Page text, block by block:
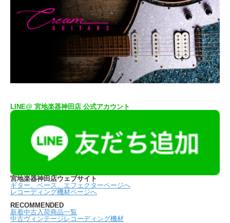
LINE@ 宮地楽器神田店 公式アカウント
宮地楽器神田店ウェブサイト
ギター、ベース、エフェクターページへ
レコーディング機材ページへ
RECOMMENDED
新着中古入荷商品一覧
中古ヴィンテージレコーディング機材